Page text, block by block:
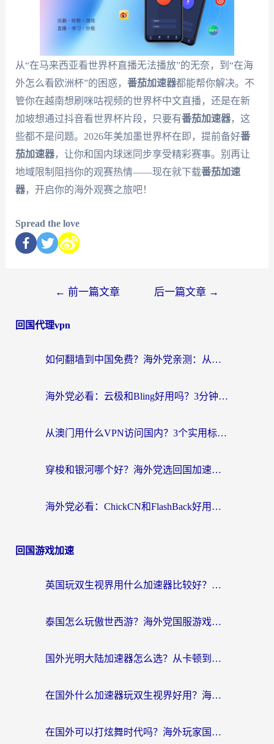
从“在马来西亚看世界杯直播无法播放”的无奈，到“在海
外怎么看欧洲杯”的困惑， 番茄加速器都能帮你解决。不
管你在越南想刷咪咕视频的世界杯中文直播，还是在新
加坡想通过抖音看世界杯片段，只要有番茄加速器，这
些都不是问题。2026年美加墨世界杯在即，提前备好番
茄加速器，让你和国内球迷同步享受精彩赛事。别再让
地域限制阻挡你的观赛热情——现在就下载番茄加速
器，开启你的海外观赛之旅吧！
Spread the love
← 前一篇文章 后一篇文章 →
回国代理vpn
如何翻墙到中国免费？海外党亲测：从踩坑到选对加速器的全攻略
海外党必看：云极和Bling好用吗？3分钟教你选对回国加速器
从澳门用什么VPN访问国内？3个实用标准帮你避开坑，无缝刷剧听歌
穿梭和银河哪个好？海外党选回国加速器的避坑指南，附番茄加速器实测体验
海外党必看：ChickCN和FlashBack好用吗？3招教你选对回国加速器（附云极、HomeCN、斧牛vs艾果对比）
回国游戏加速
英国玩双生视界用什么加速器比较好？海外党亲测有效的国服游戏加速方案
泰国怎么玩傲世西游？海外党国服游戏加速终极攻略（附光明大陆量子特攻实测）
国外光明大陆加速器怎么选？从卡顿到丝滑的终极指南（含德国玩走开外星人墨西哥玩俄罗斯方块技巧）
在国外什么加速器玩双生视界好用？海外党亲测不踩坑的终极指南
在国外可以打炫舞时代吗？海外玩家国服游戏加速全攻略（附实测推荐）